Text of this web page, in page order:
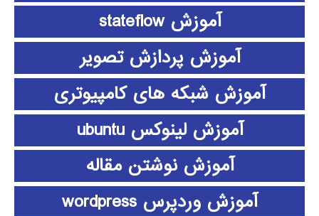
آموزش stateflow
آموزش پردازش تصویر
آموزش شبکه های کامپیوتری
آموزش لینوکس ubuntu
آموزش نوشتن مقاله
آموزش وردپرس wordpress